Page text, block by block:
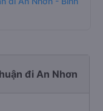
dòng xe ghế ngồi
Travel, bạn có